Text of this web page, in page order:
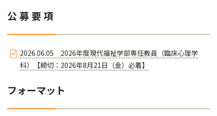
公 募 要 項
2026.06.05 2026年度現代福祉学部専任教員（臨床心理学
科）【締切：2026年8月21日（金）必着】
フォーマット